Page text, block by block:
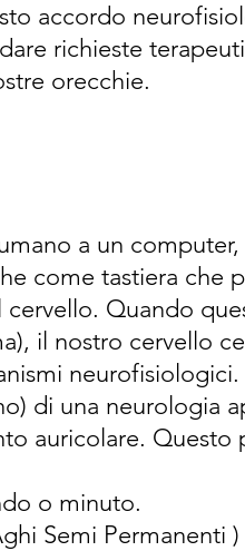
accordo
richieste
orecchie.
a un
come tastiera che
Quando
il nostro cervello
di una neurologia
auricolare. Questo
o minuto.
Semi Permanenti